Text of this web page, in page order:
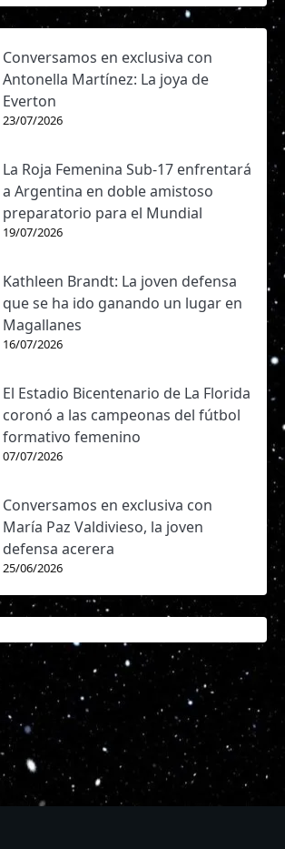
Conversamos en exclusiva con
Antonella Martínez: La joya de
Everton
23/07/2026
La Roja Femenina Sub-17 enfrentará
a Argentina en doble amistoso
preparatorio para el Mundial
19/07/2026
Kathleen Brandt: La joven defensa
que se ha ido ganando un lugar en
Magallanes
16/07/2026
El Estadio Bicentenario de La Florida
coronó a las campeonas del fútbol
formativo femenino
07/07/2026
Conversamos en exclusiva con
María Paz Valdivieso, la joven
defensa acerera
25/06/2026